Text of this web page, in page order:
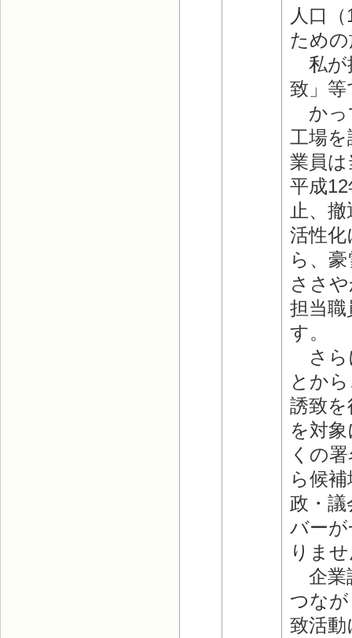
人口
ため
私が
致」
かっ
工場を
業員
平成
止、
活性
ら、
ささ
担当
す。
さら
とか
誘致
を対
くの
ら候
政・議
バー
りま
企業
つな
致活